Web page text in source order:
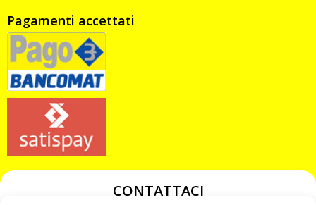
Pagamenti accettati
CONTATTACI